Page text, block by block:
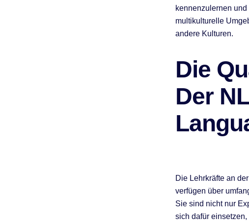
kennenzulernen
multikulturelle
andere Kulturen.
Die
Der
Die Lehrkräfte an
verfügen über
Sie sind nicht nur
sich dafür